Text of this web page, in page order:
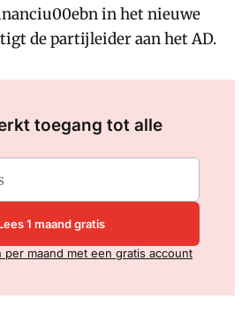
in het nieuwe
de partijleider aan het AD.
toegang tot alle
1 maand gratis
maand met een gratis account